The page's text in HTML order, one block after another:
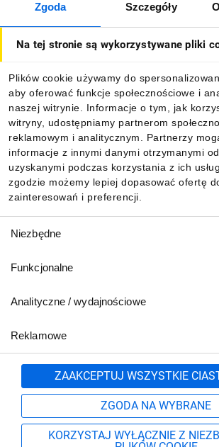
Zgoda Szczegóły
Na tej stronie są wykorzystywane pliki
Plików cookie używamy do
aby oferować funkcje społecznościowe i
naszej witrynie. Informacje o tym, jak
witryny, udostępniamy partnerom
reklamowym i analitycznym. Partnerzy
informacje z innymi danymi otrzymanymi
uzyskanymi podczas korzystania z ich
zgodzie możemy lepiej dopasować ofertę
zainteresowań i preferencji.
zgody
Niezbędne
Funkcjonalne
Analityczne / wydajnościowe
Reklamowe
ZAAKCEPTUJ WSZYSTKIE
ZGODA NA WYBRANE
KORZYSTAJ WYŁĄCZNIE Z
O firmie
Informacje
Pobierz naszą aplikację
801 500 700 lub
71 37 61
Formularz kontaktowy